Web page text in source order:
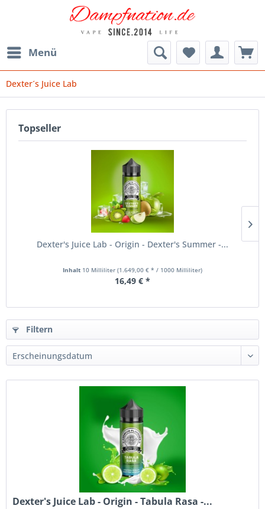
Menü
Dexter´s Juice Lab
Topseller
Dexter's Juice Lab - Origin - Dexter's Summer -...
Inhalt 10 Milliliter (1.649,00 € * / 1000 Milliliter)
16,49 € *
Filtern
Dexter's Juice Lab - Origin - Tabula Rasa -...